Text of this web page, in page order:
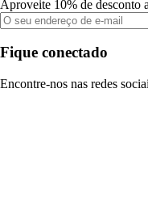
Aproveite 10% de desconto
Fique conectado
Encontre-nos nas redes